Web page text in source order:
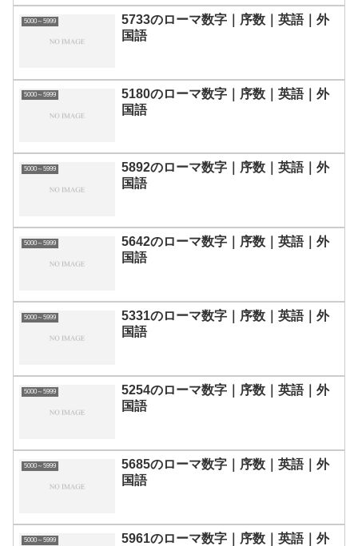
5000～5999
5733のローマ数字｜序数｜英語｜外
国語
5000～5999
5180のローマ数字｜序数｜英語｜外
国語
5000～5999
5892のローマ数字｜序数｜英語｜外
国語
5000～5999
5642のローマ数字｜序数｜英語｜外
国語
5000～5999
5331のローマ数字｜序数｜英語｜外
国語
5000～5999
5254のローマ数字｜序数｜英語｜外
国語
5000～5999
5685のローマ数字｜序数｜英語｜外
国語
5000～5999
5961のローマ数字｜序数｜英語｜外